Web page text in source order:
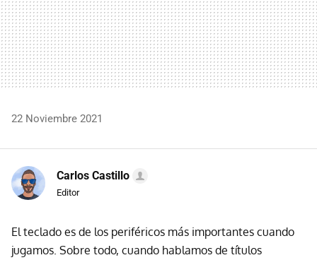
22 Noviembre 2021
Carlos Castillo
Editor
El teclado es de los periféricos más importantes cuando
jugamos. Sobre todo, cuando hablamos de títulos